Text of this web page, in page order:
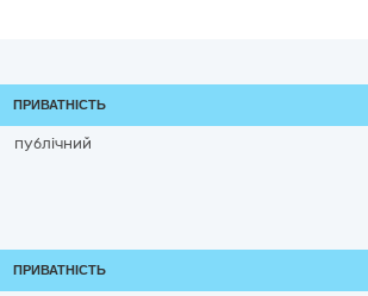
ПРИВАТНІСТЬ
публічний
ПРИВАТНІСТЬ